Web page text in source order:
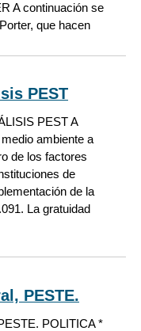
A continuación se
que hacen
PEST
PEST A
ambiente a
de los factores
de
de la
La gratuidad
PESTE.
POLITICA *